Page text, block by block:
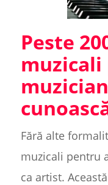
Peste
muzicali
Fără alte
muzicali pentru
ca artist.